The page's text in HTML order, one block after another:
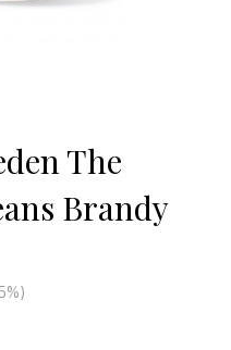
The
Brandy
%)